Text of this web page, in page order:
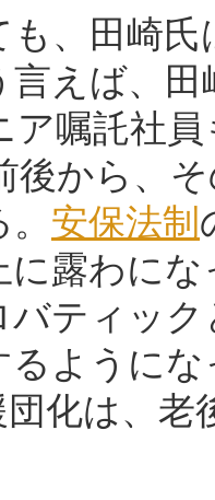
、田崎氏
言えば、
ア嘱託社
後から、
安保法制
に露わに
バティッ
るように
化は、